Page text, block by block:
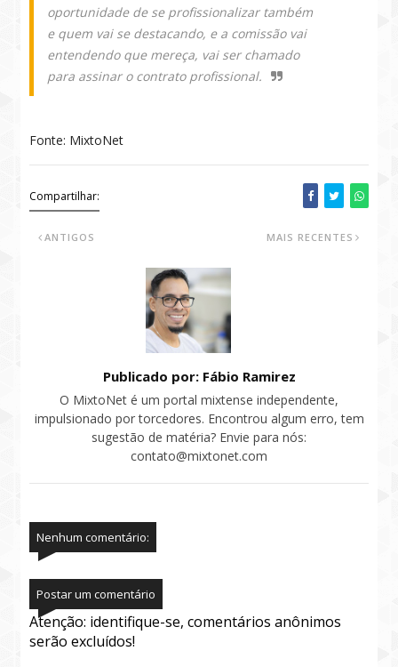
oportunidade de se profissionalizar também
e quem vai se destacando, e a comissão vai
entendendo que mereça, vai ser chamado
para assinar o contrato profissional.
Fonte: MixtoNet
Compartilhar:
MAIS RECENTES
ANTIGOS
Publicado por: Fábio Ramirez
O MixtoNet é um portal mixtense independente,
impulsionado por torcedores. Encontrou algum erro, tem
sugestão de matéria? Envie para nós:
contato@mixtonet.com
Nenhum comentário:
Postar um comentário
Atenção: identifique-se, comentários anônimos
serão excluídos!